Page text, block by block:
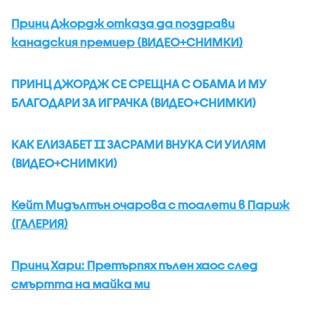
Принц Джордж отказа да поздрави
канадския премиер (ВИДЕО+СНИМКИ)
ПРИНЦ ДЖОРДЖ СЕ СРЕЩНА С ОБАМА И МУ
БЛАГОДАРИ ЗА ИГРАЧКА (ВИДЕО+СНИМКИ)
КАК ЕЛИЗАБЕТ II ЗАСРАМИ ВНУКА СИ УИЛЯМ
(ВИДЕО+СНИМКИ)
Кейт Мидълтън очарова с тоалети в Париж
(ГАЛЕРИЯ)
Принц Хари: Претърпях пълен хаос след
смъртта на майка ми